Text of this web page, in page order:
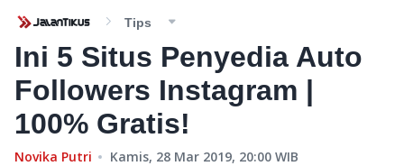
Tips
Ini 5 Situs Penyedia Auto
Followers Instagram |
100% Gratis!
Novika Putri Kamis, 28 Mar 2019, 20:00 WIB